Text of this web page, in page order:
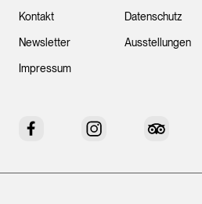
Kontakt
Newsletter
Impressum
Datenschutz
Ausstellungen
Facebook Instagram Tripadvisor